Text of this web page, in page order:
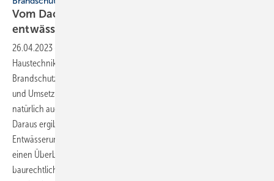
Vom Dach bis in den Keller brandschutzgeprüft
entwässern
26.04.2023
Haustechnik zu den größten Risiken. Die im Baurecht formulierten
Brandschutzziele stellen daher hohe Anforde­rungen an die Planung
und Umsetzung von Objekten. Zu den Risikofaktoren gehören dabei
natürlich auch die Rohre und Systeme der Wasserzu- und -ableitung.
Daraus ergibt sich eine besondere Verantwortung für die
Entwässerungstechnik. Thomas Johner und Mathias Johr geben
einen Überblick zu den hierfür relevanten Normen und
baurechtlichen Vorgaben und wie diesen produktseitig entsprochen